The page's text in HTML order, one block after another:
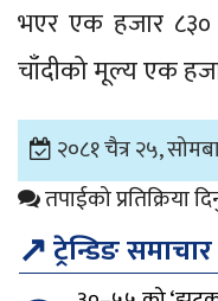
भएर एक हजार
चाँदीको मूल्य एक
२०८१ चैत्र २५,
तपाईको प्रतिक्रिया
↗ट्रेन्डिङ समाचार